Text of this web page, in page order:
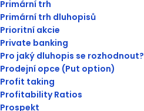
Primární trh
Primární trh dluhopisů
Prioritní akcie
Private banking
Pro jaký dluhopis se rozhodnout?
Prodejní opce (Put option)
Profit taking
Profitability Ratios
Prospekt